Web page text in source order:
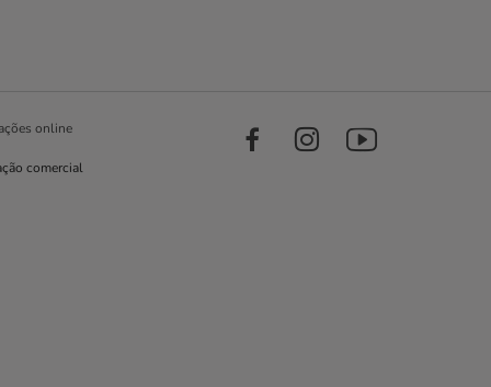
online
comercial